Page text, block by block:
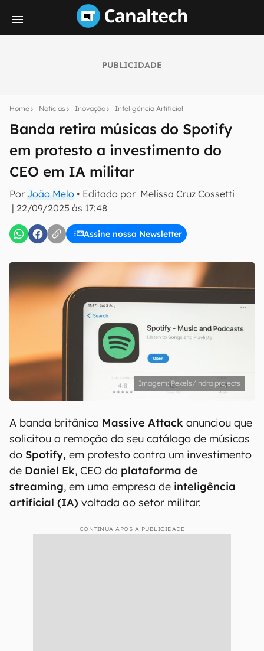
PUBLICIDADE
Home Notícias Inovação Inteligência Artificial
Banda retira músicas do Spotify
em protesto a investimento do
CEO em IA militar
Por João Melo • Editado por Melissa Cruz Cossetti
| 22/09/2025 às 17:48
Assine nossa Newsletter
notícias e reviews sobre tecnologia em primeira
mão.
E-mail
inscreva-se
Confirmo que li, aceito e concordo com os Termos de
Uso e Política de Privacidade do Canaltech.
Pexels/indra projects
A banda britânica Massive Attack anunciou que
solicitou a remoção do seu catálogo de músicas
do Spotify, em protesto contra um investimento
de Daniel Ek, CEO da plataforma de
streaming, em uma empresa de inteligência
artificial (IA) voltada ao setor militar.
CONTINUA APÓS A PUBLICIDADE